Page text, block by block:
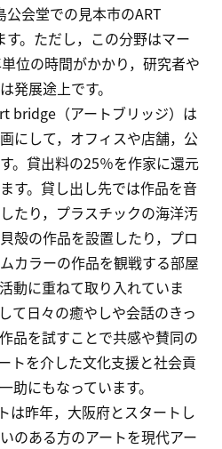
公会堂での見本市のART
す。ただし，この分野はマー
位の時間がかかり，研究者や
発展途上です。
bridge（アートブリッジ）は
にして，オフィスや店舗，公
。貸出料の25％を作家に還元
す。貸し出し先では作品を音
たり，プラスチックの海洋汚
殻の作品を設置したり，プロ
カラーの作品を観戦する部屋
動に重ねて取り入れていま
て日々の癒やしや会話のきっ
品を試すことで共感や賛同の
トを介した文化支援と社会貢
助にもなっています。
昨年，大阪府とスタートし
のある方のアートを現代アー